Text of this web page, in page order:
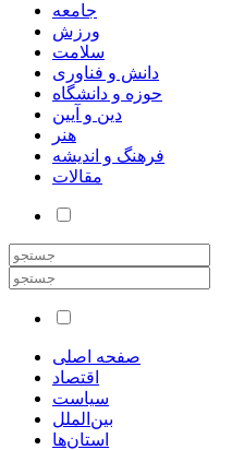
جامعه
ورزش
سلامت
دانش و فناوری
حوزه و دانشگاه
دین و آیین
هنر
فرهنگ و اندیشه
مقالات
صفحه اصلی
اقتصاد
سیاست
بین‌الملل
استان‌ها